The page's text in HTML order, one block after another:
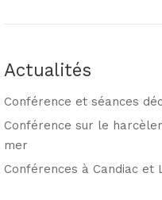
Actualités
Conférence et séances
Conférence sur le
mer
Conférences à Candiac et